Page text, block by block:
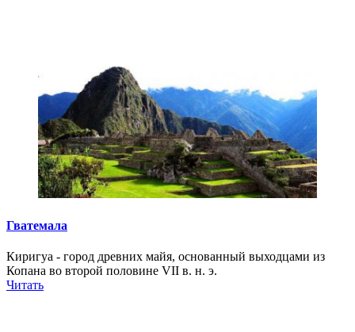
Гватемала
Киригуа - город древних майя, основанный выходцами из
Копана во второй половине VII в. н. э.
Читать